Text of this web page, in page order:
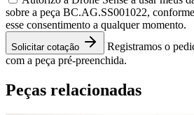
sobre a peça BC.AG.SS001022,
esse consentimento a qualquer momento.
Solicitar cotação
Registramos o
com a peça pré-preenchida.
Peças relacionadas